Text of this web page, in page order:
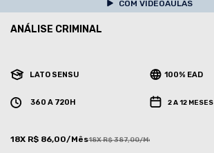
COM VIDEOAULAS
ANÁLISE CRIMINAL
LATO SENSU 100% EAD
360 A 720H 2 A 12 MESES
18X R$ 86,00/Mês18X R$ 387,00/Mês